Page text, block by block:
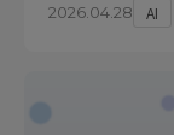
2026.04.28 AI